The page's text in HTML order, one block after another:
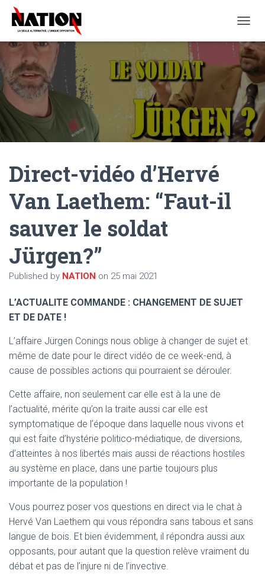
U
V
R
I
R
/
F
E
R
M
Direct-vidéo d’Hervé
Van Laethem: “Faut-il
sauver le soldat
Jürgen?”
Published by NATION on 25 mai 2021
L’ACTUALITE COMMANDE : CHANGEMENT DE SUJET
ET DE DATE !
L’affaire Jürgen Conings nous oblige à changer de sujet et
même de date pour le direct vidéo de ce week-end, à
cause de possibles actions qui pourraient se dérouler.
Cette affaire, non seulement car elle est à la une de
l’actualité, mérite qu’on la traite aussi car elle est
symptomatique de l’époque dans laquelle nous vivons et
qui est faite d’hystérie politico-médiatique, de diversions,
d’atteintes à nos libertés mais aussi de réactions hostiles
au système en place, dans une partie toujours plus
importante de la population !
Vous pourrez poser vos questions en direct via le chat à
Hervé Van Laethem qui vous répondra sans tabous et sans
langue de bois. Et bien évidemment, il répondra aussi aux
opposants, pour autant que la question relève vraiment du
débat et pas de l’injure ni de l’invective.